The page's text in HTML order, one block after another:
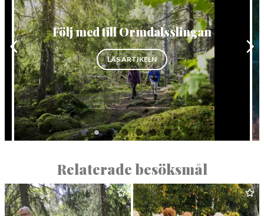
Följ med till Ormdalsslingan
LÄS ARTIKELN”FÖLJ MED TILL
Relaterade besöksmål